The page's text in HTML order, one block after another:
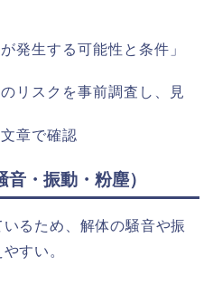
発生する可能性と条件」
リスクを事前調査し、見
章で確認
・振動・粉塵）
るため、解体の騒音や振
すい。